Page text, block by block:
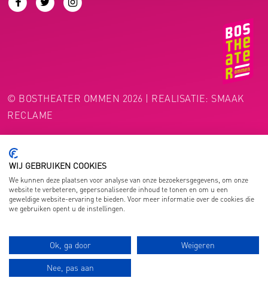
© BOSTHEATER OMMEN 2026 | REALISATIE: SMAAK
RECLAME
WIJ GEBRUIKEN COOKIES
We kunnen deze plaatsen voor analyse van onze bezoekersgegevens, om onze
website te verbeteren, gepersonaliseerde inhoud te tonen en om u een
geweldige website-ervaring te bieden. Voor meer informatie over de cookies die
we gebruiken opent u de instellingen.
Ok, ga door Weigeren
Nee, pas aan